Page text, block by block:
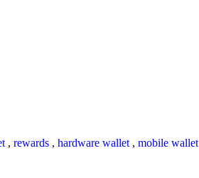
, rewards , hardware wallet , mobile wallet